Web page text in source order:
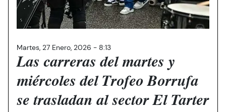
Martes, 27 Enero, 2026 - 8:13
Las carreras del martes y
miércoles del Trofeo Borrufa
se trasladan al sector El Tarter